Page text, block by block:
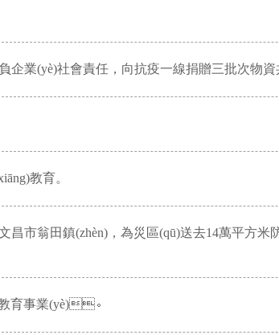
業(yè)社會責任，向抗疫一線捐贈三批次物資
育。
市翁田鎮(zhèn)，為災區(qū)送去14萬平方米
教育事業(yè)。